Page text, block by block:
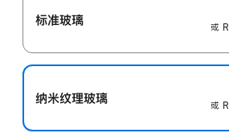
标准玻璃
或
纳米纹理玻璃
或